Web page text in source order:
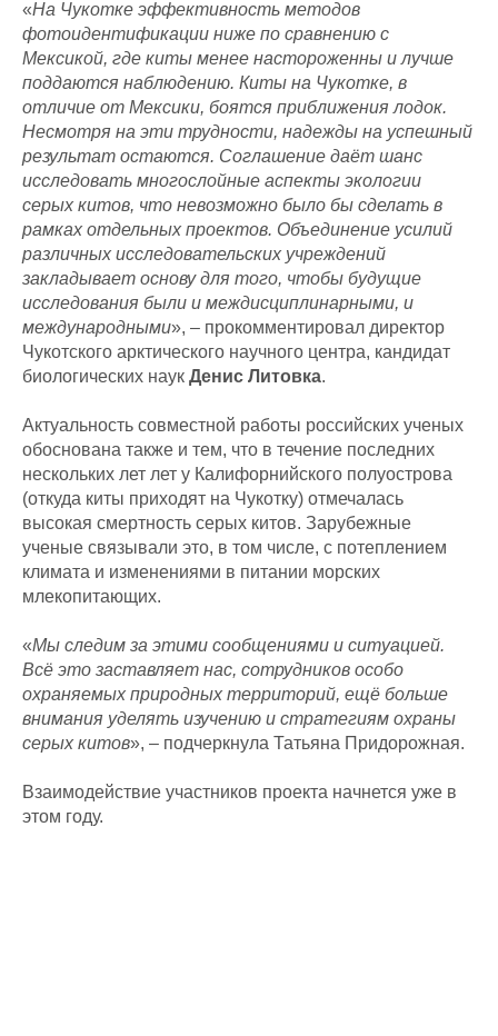
«На Чукотке эффективность методов
фотоидентификации ниже по сравнению с
Мексикой, где киты менее настороженны и лучше
поддаются наблюдению. Киты на Чукотке, в
отличие от Мексики, боятся приближения лодок.
Несмотря на эти трудности, надежды на успешный
результат остаются. Соглашение даёт шанс
исследовать многослойные аспекты экологии
серых китов, что невозможно было бы сделать в
рамках отдельных проектов. Объединение усилий
различных исследовательских учреждений
закладывает основу для того, чтобы будущие
исследования были и междисциплинарными, и
международными», – прокомментировал директор
Чукотского арктического научного центра, кандидат
биологических наук Денис Литовка.
Актуальность совместной работы российских ученых
обоснована также и тем, что в течение последних
нескольких лет лет у Калифорнийского полуострова
(откуда киты приходят на Чукотку) отмечалась
высокая смертность серых китов. Зарубежные
ученые связывали это, в том числе, с потеплением
климата и изменениями в питании морских
млекопитающих.
«Мы следим за этими сообщениями и ситуацией.
Всё это заставляет нас, сотрудников особо
охраняемых природных территорий, ещё больше
внимания уделять изучению и стратегиям охраны
серых китов», – подчеркнула Татьяна Придорожная.
Взаимодействие участников проекта начнется уже в
этом году.